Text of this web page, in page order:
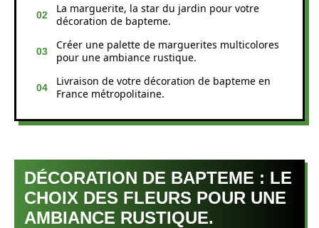
La marguerite, la star du jardin pour votre
décoration de bapteme.
Créer une palette de marguerites multicolores
pour une ambiance rustique.
Livraison de votre décoration de bapteme en
France métropolitaine.
DÉCORATION DE BAPTEME : LE
CHOIX DES FLEURS POUR UNE
AMBIANCE RUSTIQUE.